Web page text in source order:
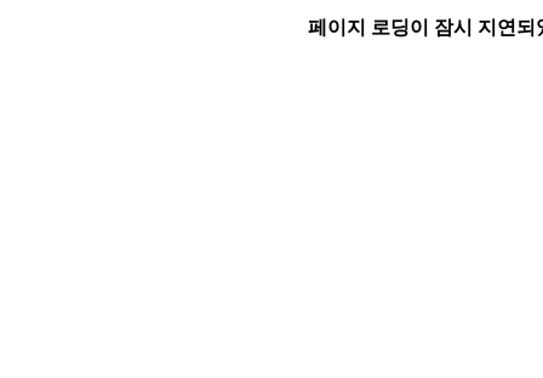
페이지 로딩이 잠시 지연